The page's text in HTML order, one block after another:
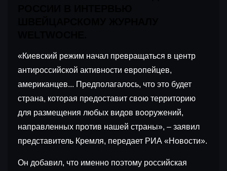
«Киевский режим начал превращаться в центр
антироссийской активности европейцев,
американцев... Предполагалось, что это будет
страна, которая предоставит свою территорию
для размещения любых видов вооружений,
направленных против нашей страны», – заявил
представитель Кремля, передает РИА «Новости».
Он добавил, что именно поэтому российская